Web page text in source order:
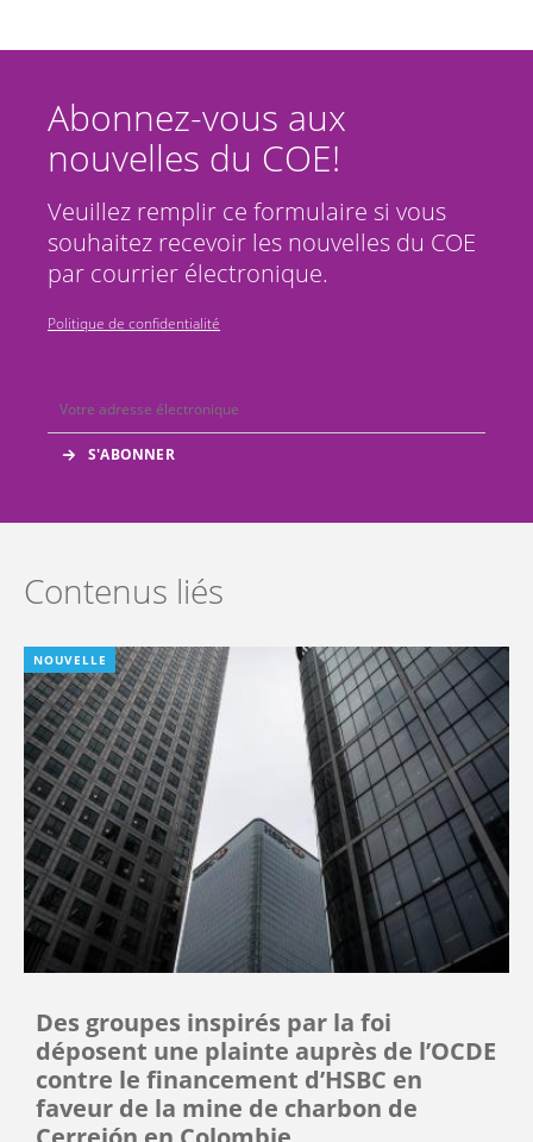
Abonnez-vous aux
nouvelles du COE!
Veuillez remplir ce formulaire si vous
souhaitez recevoir les nouvelles du COE
par courrier électronique.
Politique de confidentialité
Contenus liés
NOUVELLE
Des groupes inspirés par la foi
déposent une plainte auprès de l’OCDE
contre le financement d’HSBC en
faveur de la mine de charbon de